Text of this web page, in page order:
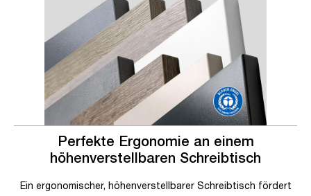
Perfekte Ergonomie an einem
höhenverstellbaren Schreibtisch
Ein ergonomischer, höhenverstellbarer Schreibtisch fördert